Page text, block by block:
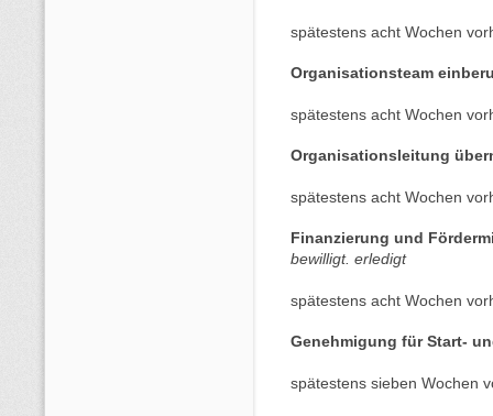
spätestens acht Wochen
Organisationsteam
spätestens acht Wochen
Organisationsleitung
spätestens acht Wochen
Finanzierung und
bewilligt. erledigt
spätestens acht Wochen
Genehmigung für Start-
spätestens sieben Wochen